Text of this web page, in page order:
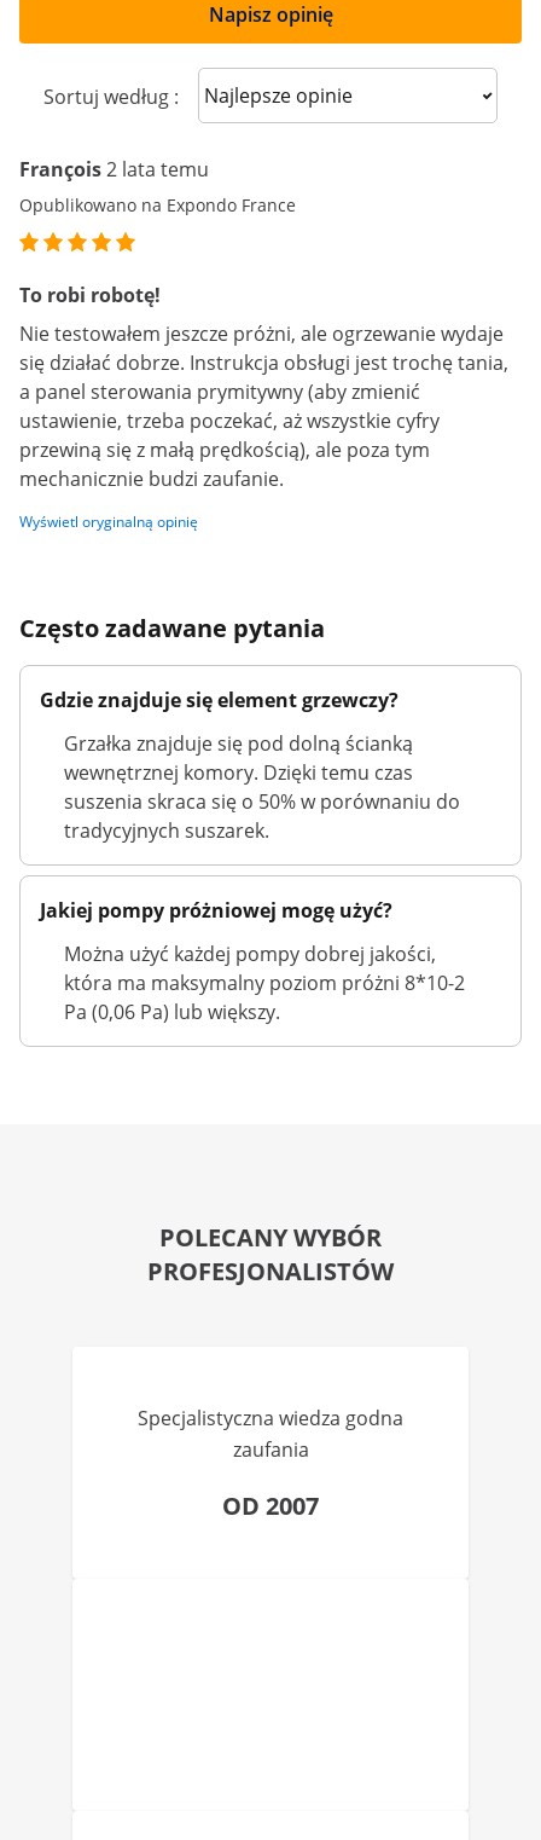
Napisz opinię
Sortuj według : Sort reviews
François2 lata temu
Opublikowano na Expondo France
To robi robotę!
Nie testowałem jeszcze próżni, ale ogrzewanie wydaje
się działać dobrze. Instrukcja obsługi jest trochę tania,
a panel sterowania prymitywny (aby zmienić
ustawienie, trzeba poczekać, aż wszystkie cyfry
przewiną się z małą prędkością), ale poza tym
mechanicznie budzi zaufanie.
Wyświetl oryginalną opinię
Często zadawane pytania
Gdzie znajduje się element grzewczy?
Grzałka znajduje się pod dolną ścianką
wewnętrznej komory. Dzięki temu czas
suszenia skraca się o 50% w porównaniu do
tradycyjnych suszarek.
Jakiej pompy próżniowej mogę użyć?
Można użyć każdej pompy dobrej jakości,
która ma maksymalny poziom próżni 8*10-2
Pa (0,06 Pa) lub większy.
POLECANY WYBÓR
PROFESJONALISTÓW
Specjalistyczna wiedza godna
zaufania
OD 2007